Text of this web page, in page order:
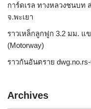
การ์ดเรล ทางหลวงชนบท
จ.พะเยา
ราวเหล็กลูกฟูก 3.2 มม. แ
(Motorway)
ราวกันอันตราย
Archives